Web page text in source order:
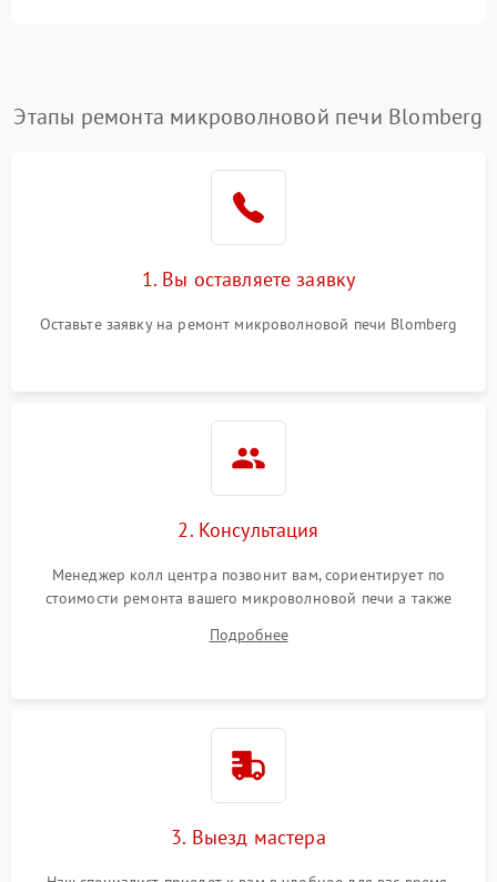
Этапы ремонта микроволновой печи Blomberg
1. Вы оставляете заявку
Оставьте заявку на ремонт микроволновой печи Blomberg
2. Консультация
Менеджер колл центра позвонит вам, сориентирует по
стоимости ремонта вашего микроволновой печи а также
Подробнее
3. Выезд мастера